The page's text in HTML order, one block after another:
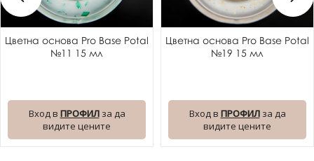
Цветна основа Pro Base Potal
№11 15 мл
Вход в ПРОФИЛза да
видите цените
Цветна основа Pro Base Potal
№19 15 мл
Вход в ПРОФИЛза да
видите цените